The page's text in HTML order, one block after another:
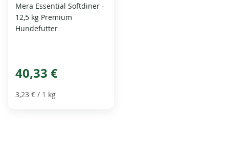
Mera Essential Softdiner -
12,5 kg Premium
Hundefutter
40,33 €
3,23 € / 1 kg